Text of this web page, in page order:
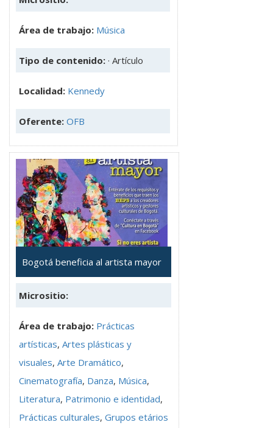
Área de trabajo: Música
Tipo de contenido: · Artículo
Localidad: Kennedy
Oferente: OFB
Bogotá beneficia al artista mayor
Micrositio:
Área de trabajo: Prácticas
artísticas, Artes plásticas y
visuales, Arte Dramático,
Cinematografía, Danza, Música,
Literatura, Patrimonio e identidad,
Prácticas culturales, Grupos etários